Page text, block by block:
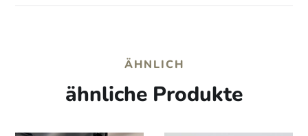
ÄHNLICH
ähnliche Produkte